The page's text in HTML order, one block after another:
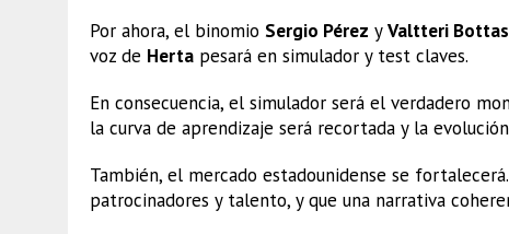
Por ahora, el binomio Sergio Pérez yValtteri Bottas
voz de Herta pesará en simulador y test claves.
En consecuencia, el simulador será el verdadero
la curva de aprendizaje será recortada y la
También, el mercado estadounidense se fortalecerá.
patrocinadores y talento, y que una narrativa